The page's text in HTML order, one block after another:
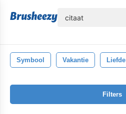
Symbool Vakantie Liefde
Filters